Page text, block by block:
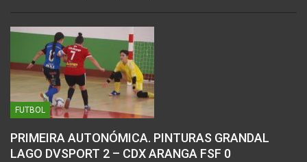
FUTBOL
PRIMEIRA AUTONÓMICA. PINTURAS GRANDAL
LAGO DVSPORT 2 – CDX ARANGA FSF 0